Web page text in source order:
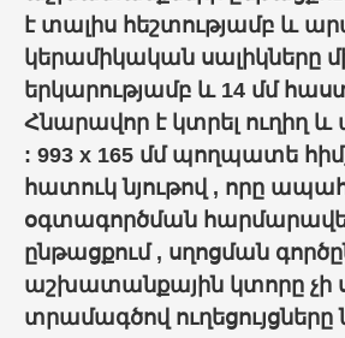
է տալիս հեշտությամբ և
կերամիկական սալիկները
երկարությամբ և 14 մմ
Հնարավոր է կտրել ուղիղ և
: 993 x 165 մմ պողպատե
հատուկ նյութով , որը
օգտագործման
ընթացքում , սղոցման
աշխատանքային կտորը չի
տրամագծով